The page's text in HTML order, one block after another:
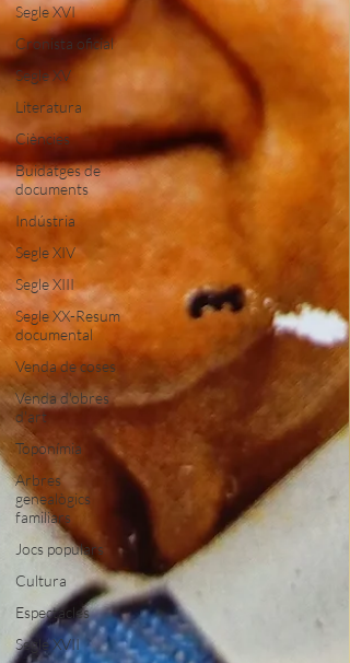
Segle XVI
Cronista oficial
Segle XV
Literatura
Ciències
Buidatges de
documents
Indústria
Segle XIV
Segle XIII
Segle XX-Resum
documental
Venda de coses
Venda d'obres
d'art
Toponímia
Arbres
genealògics
familiars
Jocs populars
Cultura
Espectacles
Segle XVII